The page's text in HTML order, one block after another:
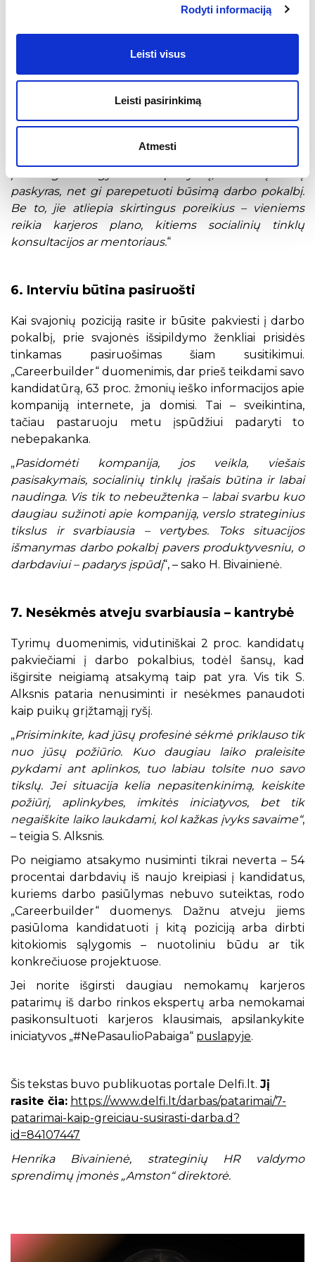
Rodyti informaciją
Leisti visus
Leisti pasirinkimą
Atmesti
susitvarkyti taip, kad jos liudytų aiškias interesų sritis,
rodytų patikimumą, profesionalumą ar bent jau
nekurtų dviprasmiško asmeninio įvaizdžio
ekspertė skatina drąsiai kreiptis į darbuotojų
konsultacijos specialistus:„Profesionalai naudingi
tuo, kad dalinasi ne bendro pobūdžio patarimais, bet
peržvelgti savo gyvenimo aprašymą, socialinių tinklų
paskyras, net gi parepetuoti būsimą darbo pokalbį.
Be to, jie atliepia skirtingus poreikius – vieniems
reikia karjeros plano, kitiems socialinių tinklų
konsultacijos ar mentoriaus.“
6. Interviu būtina pasiruošti
Kai svajonių poziciją rasite ir būsite pakviesti į darbo
pokalbį, prie svajonės išsipildymo ženkliai prisidės
tinkamas pasiruošimas šiam susitikimui.
„Careerbuilder“ duomenimis, dar prieš teikdami savo
kandidatūrą, 63 proc. žmonių ieško informacijos apie
kompaniją internete, ja domisi. Tai – sveikintina,
tačiau pastaruoju metu įspūdžiui padaryti to
nebepakanka.
„Pasidomėti kompanija, jos veikla, viešais
pasisakymais, socialinių tinklų įrašais būtina ir labai
naudinga. Vis tik to nebeužtenka – labai svarbu kuo
daugiau sužinoti apie kompaniją, verslo strateginius
tikslus ir svarbiausia – vertybes. Toks situacijos
išmanymas darbo pokalbį pavers produktyvesniu, o
darbdaviui – padarys įspūdį“, – sako H. Bivainienė.
7. Nesėkmės atveju svarbiausia – kantrybė
Tyrimų duomenimis, vidutiniškai 2 proc. kandidatų
pakviečiami į darbo pokalbius, todėl šansų, kad
išgirsite neigiamą atsakymą taip pat yra. Vis tik S.
Alksnis pataria nenusiminti ir nesėkmes panaudoti
kaip puikų grįžtamąjį ryšį.
„Prisiminkite, kad jūsų profesinė sėkmė priklauso tik
nuo jūsų požiūrio. Kuo daugiau laiko praleisite
pykdami ant aplinkos, tuo labiau tolsite nuo savo
tikslų. Jei situacija kelia nepasitenkinimą, keiskite
požiūrį, aplinkybes, imkitės iniciatyvos, bet tik
negaiškite laiko laukdami, kol kažkas įvyks savaime“,
– teigia S. Alksnis.
Po neigiamo atsakymo nusiminti tikrai neverta – 54
procentai darbdavių iš naujo kreipiasi į kandidatus,
kuriems darbo pasiūlymas nebuvo suteiktas, rodo
„Careerbuilder“ duomenys. Dažnu atveju jiems
pasiūloma kandidatuoti į kitą poziciją arba dirbti
kitokiomis sąlygomis – nuotoliniu būdu ar tik
konkrečiuose projektuose.
Jei norite išgirsti daugiau nemokamų karjeros
patarimų iš darbo rinkos ekspertų arba nemokamai
pasikonsultuoti karjeros klausimais, apsilankykite
iniciatyvos „#NePasaulioPabaiga“ puslapyje.
Šis tekstas buvo publikuotas portale Delfi.lt. Jį
rasite čia: https://www.delfi.lt/darbas/patarimai/7-
patarimai-kaip-greiciau-susirasti-darba.d?
id=84107447
Henrika Bivainienė, strateginių HR valdymo
sprendimų įmonės „Amston“ direktorė.